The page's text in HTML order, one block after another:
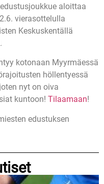
aloittaa
vierasottelulla
Keskuskentällä
kotonaan Myyrmäessä
höllentyessä
nyt on oiva
kuntoon! Tilaamaan!
edustuksen